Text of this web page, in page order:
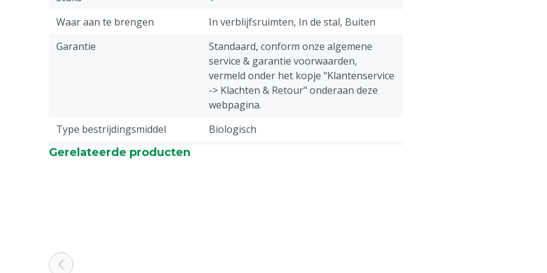
Waar aan te brengen
In verblijfsruimten, In de stal, Buiten
Garantie
Standaard, conform onze algemene
service & garantie voorwaarden,
vermeld onder het kopje "Klantenservice
-> Klachten & Retour" onderaan deze
webpagina.
Type bestrijdingsmiddel
Biologisch
Diergroep
Gerelateerde producten